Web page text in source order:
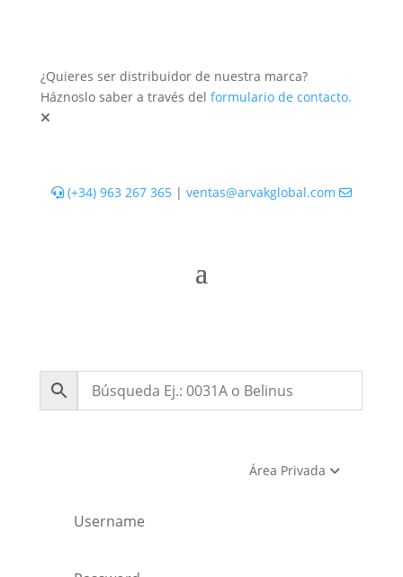
¿Quieres ser distribuidor de nuestra marca?
Háznoslo saber a través del formulario de contacto.
(+34) 963 267 365| ventas@arvakglobal.com
Área Privada